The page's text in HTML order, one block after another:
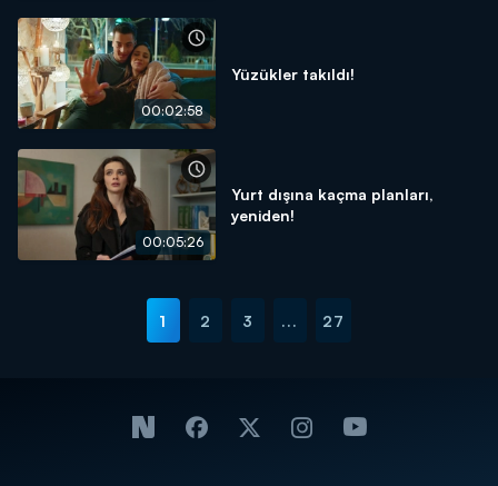
00:02:58
Yüzükler takıldı!
00:05:26
Yurt dışına kaçma planları,
yeniden!
1 2 3 ... 27